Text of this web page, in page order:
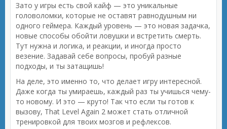
Зато у игры есть свой кайф — это уникальные
головоломки, которые не оставят равнодушным ни
одного геймера. Каждый уровень — это новая задачка,
новые способы обойти ловушки и встретить смерть.
Тут нужна и логика, и реакции, и иногда просто
везение. Задавай себе вопросы, пробуй разные
подходы, и ты затащишь!
На деле, это именно то, что делает игру интересной.
Даже когда ты умираешь, каждый раз ты учишься чему-
то новому. И это — круто! Так что если ты готов к
вызову, That Level Again 2 может стать отличной
тренировкой для твоих мозгов и рефлексов.